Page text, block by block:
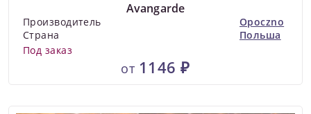
Avangarde
Производитель
Opoczno
Страна
Польша
Под заказ
от 1146 ₽